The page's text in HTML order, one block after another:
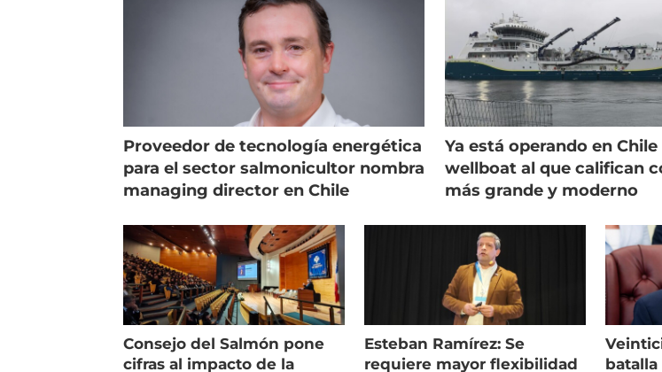
Proveedor de tecnología energética
para el sector salmonicultor nombra
managing director en Chile
Ya está operando en Chile
wellboat al que califican
más grande y moderno
Consejo del Salmón pone
cifras al impacto de la
Esteban Ramírez: Se
requiere mayor flexibilidad
batalla